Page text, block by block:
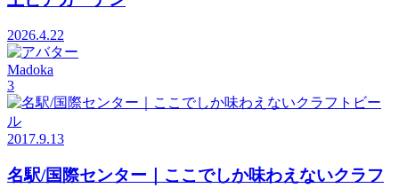
2026.4.22
Madoka
3
2017.9.13
名駅/国際センター｜ここでしか味わえないクラフ